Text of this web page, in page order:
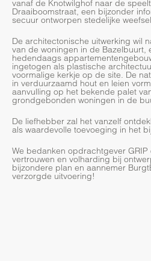
vanaf de Knotwilghof naar de
Draaiboomstraat, een bijzonder
secuur ontworpen stedelijke
De architectonische uitwerking wil
van de woningen in de Bazelbuurt,
hedendaags
ingetogen als plastische
voormalige kerkje op de site. De
in verduurzaamd hout en leien
aanvulling op het bekende palet
grondgebonden woningen in de
De liefhebber zal het vanzelf
als waardevolle toevoeging in het
We bedanken opdrachtgever
vertrouwen en volharding bij
bijzondere plan en aannemer
verzorgde uitvoering!